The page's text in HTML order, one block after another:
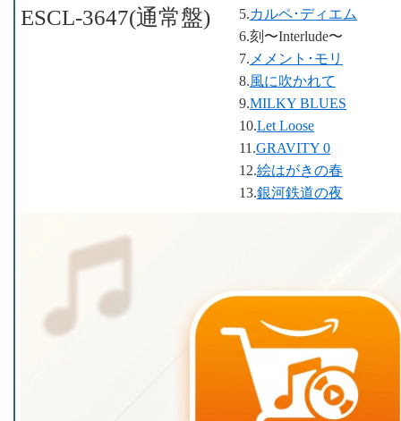
5.カルペ･ディエム
6.刻〜Interlude〜
7. メメント･モリ
8.風に吹かれて
9.MILKY BLUES
10.Let Loose
11.GRAVITY 0
12.絵はがきの春
13.銀河鉄道の夜
ESCL-3647(通常盤)